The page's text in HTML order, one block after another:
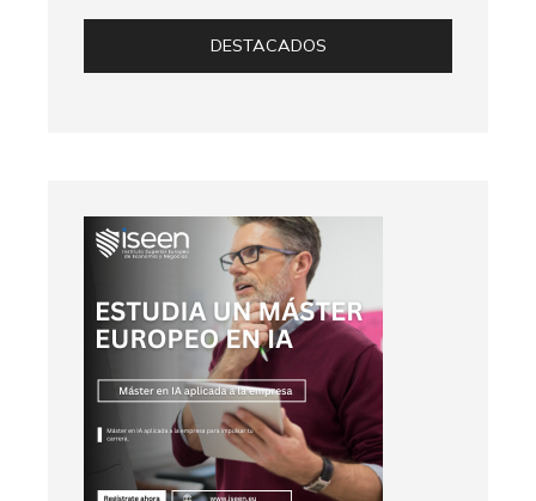
DESTACADOS